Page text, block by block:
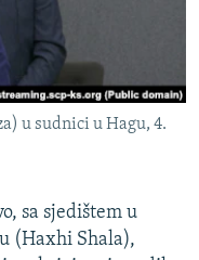
u sudnici u Hagu, 4.
sa sjedištem u
(Haxhi Shala),